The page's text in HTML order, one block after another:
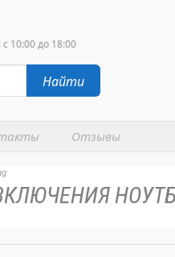
10:00 до 18:00
Найти
Отзывы